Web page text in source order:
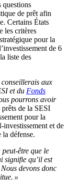
questions
de prêt afin
Certains États
les critères
pour la
de 6
liste des
conseillerais aux
et du Fonds
pourrons avoir
de la SESI
pour la
et de
la défense.
être que le
signifie qu’il est
devons donc
»